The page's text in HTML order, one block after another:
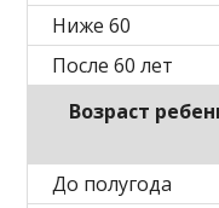
Ниже 60
После 60 лет
Возраст
До полугода